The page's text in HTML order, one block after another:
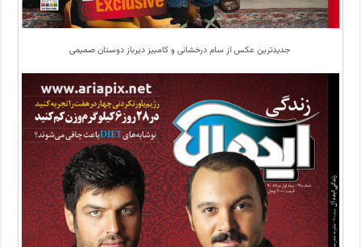
جدیدترین عکس از سام درخشانی و کامبیز دیرباز دوستان صمیمی